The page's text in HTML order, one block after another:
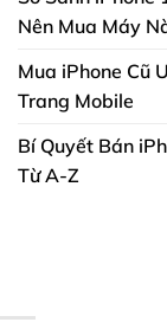
Nên Mua Máy
Mua iPhone Cũ
Trang Mobile
Bí Quyết Bán
Từ A-Z